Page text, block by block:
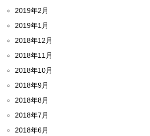
2019年2月
2019年1月
2018年12月
2018年11月
2018年10月
2018年9月
2018年8月
2018年7月
2018年6月